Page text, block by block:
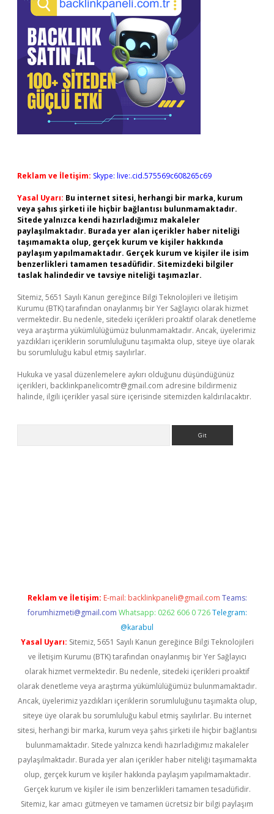
Reklam ve İletişim: Skype: live:.cid.575569c608265c69
Yasal Uyarı: Bu internet sitesi, herhangi bir marka, kurum
veya şahıs şirketi ile hiçbir bağlantısı bulunmamaktadır.
Sitede yalnızca kendi hazırladığımız makaleler
paylaşılmaktadır. Burada yer alan içerikler haber niteliği
taşımamakta olup, gerçek kurum ve kişiler hakkında
paylaşım yapılmamaktadır. Gerçek kurum ve kişiler ile isim
benzerlikleri tamamen tesadüfidir. Sitemizdeki bilgiler
taslak halindedir ve tavsiye niteliği taşımazlar.
Sitemiz, 5651 Sayılı Kanun gereğince Bilgi Teknolojileri ve İletişim
Kurumu (BTK) tarafından onaylanmış bir Yer Sağlayıcı olarak hizmet
vermektedir. Bu nedenle, sitedeki içerikleri proaktif olarak denetleme
veya araştırma yükümlülüğümüz bulunmamaktadır. Ancak, üyelerimiz
yazdıkları içeriklerin sorumluluğunu taşımakta olup, siteye üye olarak
bu sorumluluğu kabul etmiş sayılırlar.
Hukuka ve yasal düzenlemelere aykırı olduğunu düşündüğünüz
içerikleri, backlinkpanelicomtr@gmail.com adresine bildirmeniz
halinde, ilgili içerikler yasal süre içerisinde sitemizden kaldırılacaktır.
Reklam ve İletişim: E-mail: backlinkpaneli@gmail.com Teams:
forumhizmeti@gmail.com Whatsapp: 0262 606 0 726 Telegram:
@karabul
Yasal Uyarı: Sitemiz, 5651 Sayılı Kanun gereğince Bilgi Teknolojileri
ve İletişim Kurumu (BTK) tarafından onaylanmış bir Yer Sağlayıcı
olarak hizmet vermektedir. Bu nedenle, sitedeki içerikleri proaktif
olarak denetleme veya araştırma yükümlülüğümüz bulunmamaktadır.
Ancak, üyelerimiz yazdıkları içeriklerin sorumluluğunu taşımakta olup,
siteye üye olarak bu sorumluluğu kabul etmiş sayılırlar. Bu internet
sitesi, herhangi bir marka, kurum veya şahıs şirketi ile hiçbir bağlantısı
bulunmamaktadır. Sitede yalnızca kendi hazırladığımız makaleler
paylaşılmaktadır. Burada yer alan içerikler haber niteliği taşımamakta
olup, gerçek kurum ve kişiler hakkında paylaşım yapılmamaktadır.
Gerçek kurum ve kişiler ile isim benzerlikleri tamamen tesadüfidir.
Sitemiz, kar amacı gütmeyen ve tamamen ücretsiz bir bilgi paylaşım